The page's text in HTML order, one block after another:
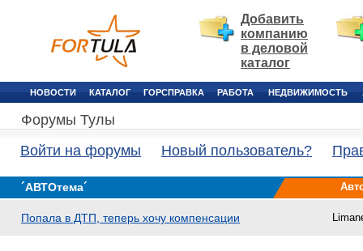
Добавить
компанию
в деловой
каталог
НОВОСТИ КАТАЛОГ ГОРСПРАВКА РАБОТА НЕДВИЖИМОСТЬ
Форумы Тулы
Войти на форумы
Новый пользователь?
´АВТОтема´
Попала в ДТП, теперь хочу компенсации